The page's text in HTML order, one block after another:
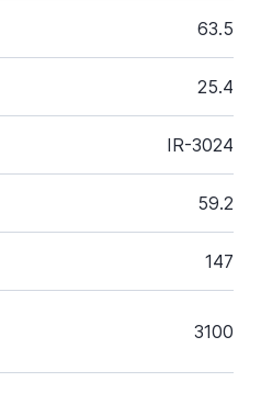
63.5
25.4
IR-3024
59.2
147
3100